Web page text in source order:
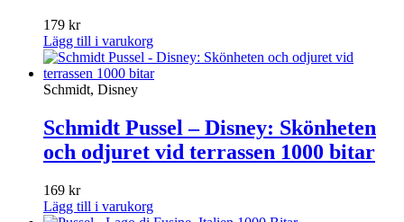
179 kr
Lägg till i varukorg
Schmidt, Disney
Schmidt Pussel – Disney: Skönheten
och odjuret vid terrassen 1000 bitar
169 kr
Lägg till i varukorg